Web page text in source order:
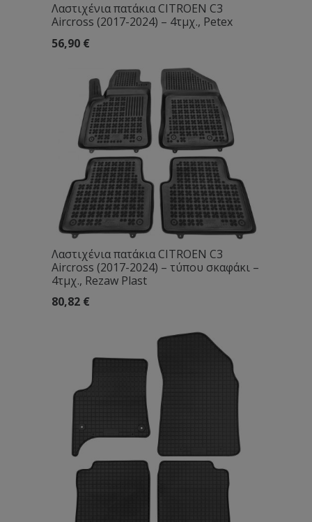
Λαστιχένια πατάκια CITROEN C3
Aircross (2017-2024) – 4τμχ., Petex
56,90 €
Λαστιχένια πατάκια CITROEN C3
Aircross (2017-2024) – τύπου σκαφάκι –
4τμχ., Rezaw Plast
80,82 €